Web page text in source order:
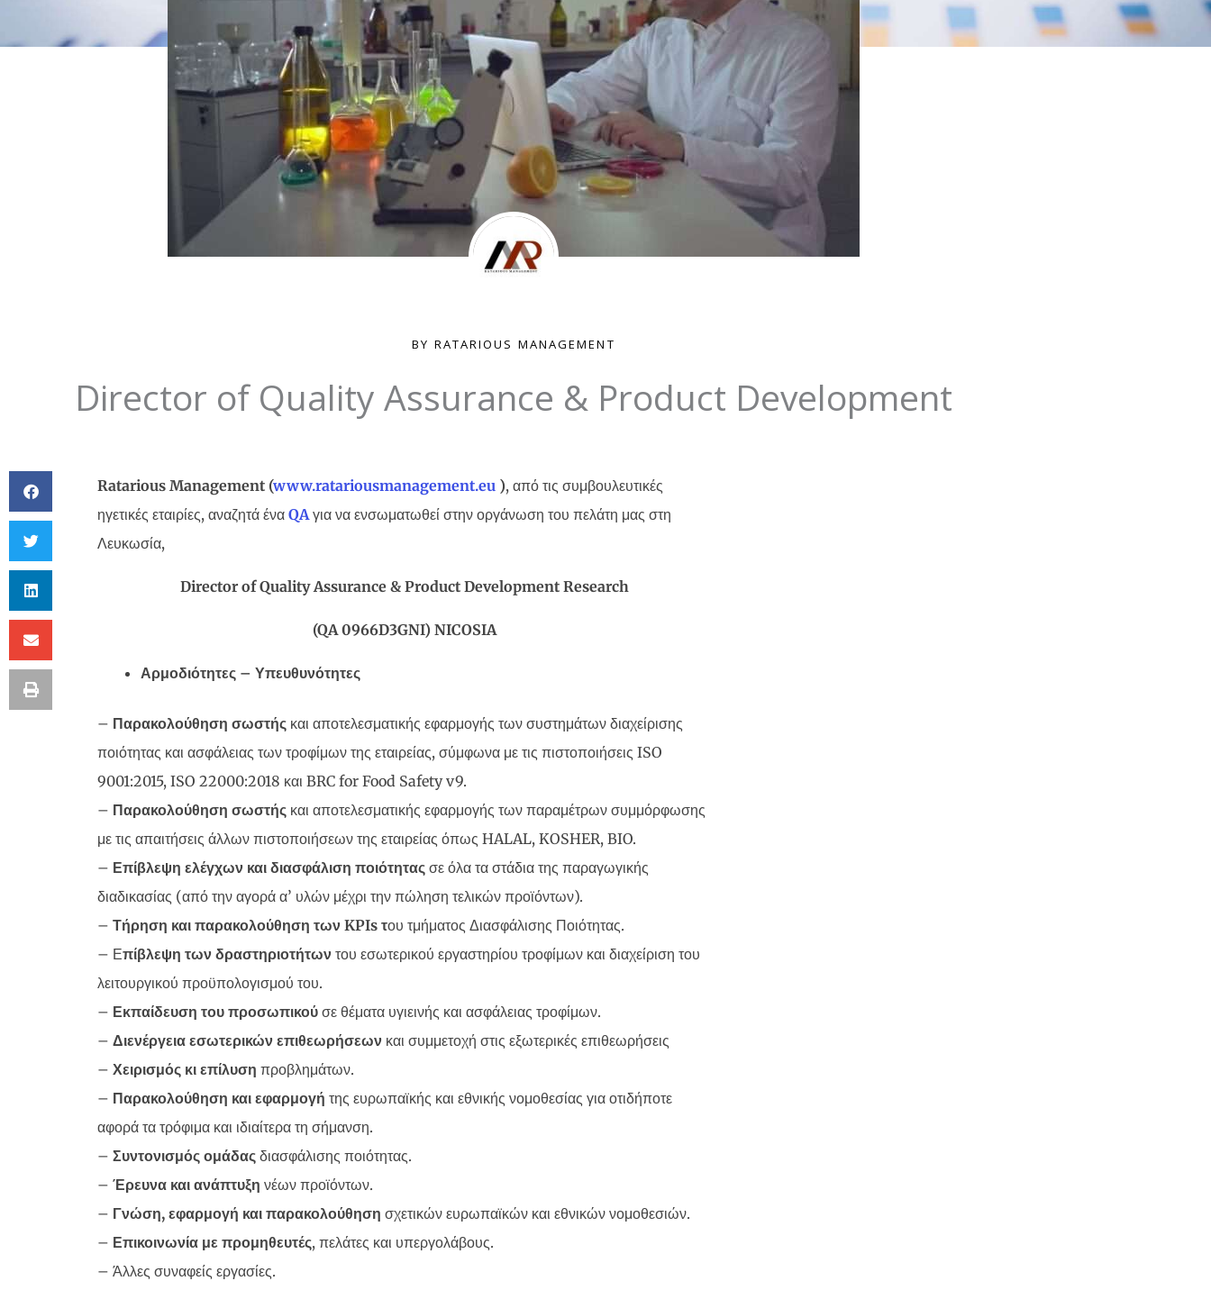
BY RATARIOUS MANAGEMENT
Director of Quality Assurance & Product Development
Ratarious Management (www.ratariousmanagement.eu ), από τις συμβουλευτικές
ηγετικές εταιρίες, αναζητά ένα QA για να ενσωματωθεί στην οργάνωση του πελάτη μας στη
Λευκωσία,
Director of Quality Assurance & Product Development Research
(QA 0966D3GNI) NICOSIA
Αρμοδιότητες – Υπευθυνότητες
– Παρακολούθηση σωστής και αποτελεσματικής εφαρμογής των συστημάτων διαχείρισης
ποιότητας και ασφάλειας των τροφίμων της εταιρείας, σύμφωνα με τις πιστοποιήσεις ISO
9001:2015, ISO 22000:2018 και BRC for Food Safety v9.
– Παρακολούθηση σωστής και αποτελεσματικής εφαρμογής των παραμέτρων συμμόρφωσης
με τις απαιτήσεις άλλων πιστοποιήσεων της εταιρείας όπως HALAL, KOSHER, BIO.
– Επίβλεψη ελέγχων και διασφάλιση ποιότητας σε όλα τα στάδια της παραγωγικής
διαδικασίας (από την αγορά α’ υλών μέχρι την πώληση τελικών προϊόντων).
– Τήρηση και παρακολούθηση των KPIs του τμήματος Διασφάλισης Ποιότητας.
– Επίβλεψη των δραστηριοτήτων του εσωτερικού εργαστηρίου τροφίμων και διαχείριση του
λειτουργικού προϋπολογισμού του.
– Εκπαίδευση του προσωπικού σε θέματα υγιεινής και ασφάλειας τροφίμων.
– Διενέργεια εσωτερικών επιθεωρήσεων και συμμετοχή στις εξωτερικές επιθεωρήσεις
– Χειρισμός κι επίλυση προβλημάτων.
– Παρακολούθηση και εφαρμογή της ευρωπαϊκής και εθνικής νομοθεσίας για οτιδήποτε
αφορά τα τρόφιμα και ιδιαίτερα τη σήμανση.
– Συντονισμός ομάδας διασφάλισης ποιότητας.
– Έρευνα και ανάπτυξη νέων προϊόντων.
– Γνώση, εφαρμογή και παρακολούθηση σχετικών ευρωπαϊκών και εθνικών νομοθεσιών.
– Επικοινωνία με προμηθευτές, πελάτες και υπεργολάβους.
– Άλλες συναφείς εργασίες.